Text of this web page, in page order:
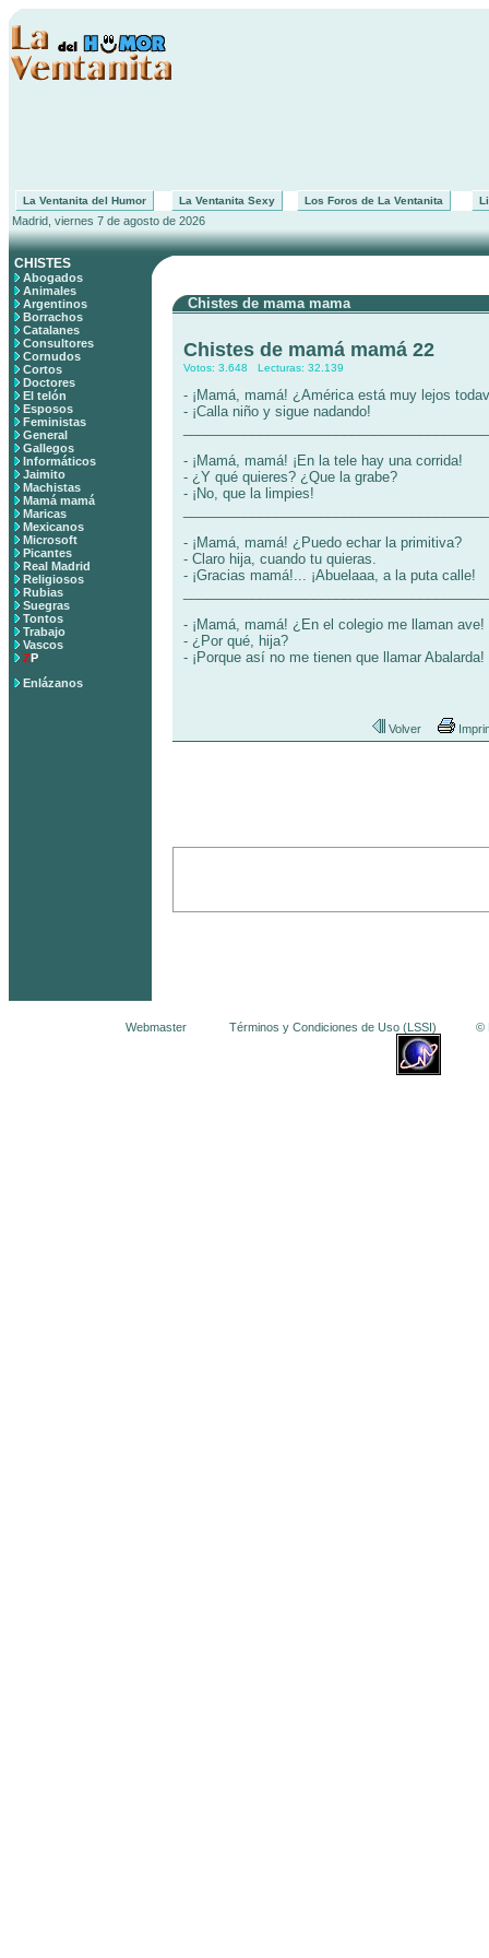
La Ventanita del Humor La Ventanita Sexy Los Foros de La Ventanita
Madrid, viernes 7 de agosto de 2026
CHISTES
Abogados
Animales
Argentinos
Borrachos
Catalanes
Consultores
Cornudos
Cortos
Doctores
El telón
Esposos
Feministas
General
Gallegos
Informáticos
Jaimito
Machistas
Mamá mamá
Maricas
Mexicanos
Microsoft
Picantes
Real Madrid
Religiosos
Rubias
Suegras
Tontos
Trabajo
Vascos
ZP
Enlázanos
Chistes de mama mama
Chistes de mamá mamá 22
Votos: 3.648 Lecturas: 32.139
- ¡Mamá, mamá! ¿América está muy lejos
- ¡Calla niño y sigue nadando!
- ¡Mamá, mamá! ¡En la tele hay una corrida!
- ¿Y qué quieres? ¿Que la grabe?
- ¡No, que la limpies!
- ¡Mamá, mamá! ¿Puedo echar la primitiva?
- Claro hija, cuando tu quieras.
- ¡Gracias mamá!... ¡Abuelaaa, a la puta calle!
- ¡Mamá, mamá! ¿En el colegio me llaman ave!
- ¿Por qué, hija?
- ¡Porque así no me tienen que llamar Abalarda!
Volver
Webmaster Términos y Condiciones de Uso (LSSI) © La